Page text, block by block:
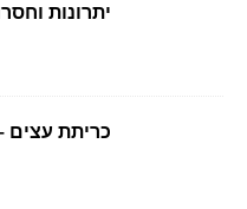
יתרונות
כריתת עצים